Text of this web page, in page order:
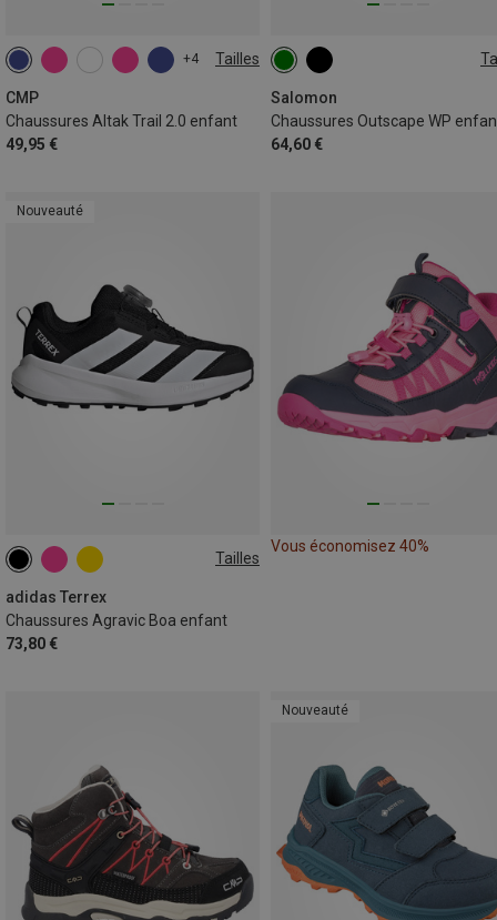
+4 Tailles
CMP
Chaussures Altak Trail 2.0 enfant
49,95 €
Salomon
Chaussures Outscape WP
64,60 €
32 38
Nouveauté
Tailles
adidas Terrex
Chaussures Agravic Boa enfant
73,80 €
Vous économisez 40%
Nouveauté